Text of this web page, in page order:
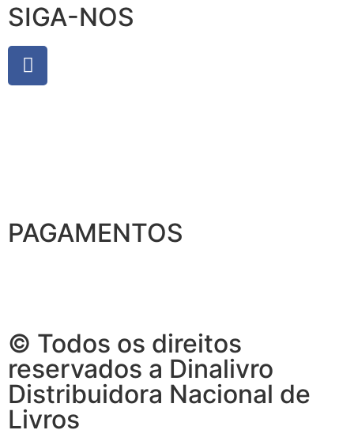
SIGA-NOS
PAGAMENTOS
© Todos os direitos
reservados a Dinalivro
Distribuidora Nacional de
Livros